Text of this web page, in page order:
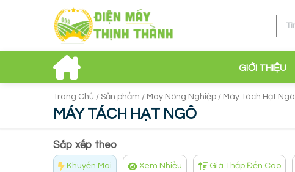
GIỚI THIỆU
Trang Chủ / Sản phẩm / Máy Nông Nghiệp / Máy Tách Hạt Ngô
MÁY TÁCH HẠT NGÔ
Sắp xếp theo
Khuyến Mãi Xem Nhiều Giá Thấp Đến Cao